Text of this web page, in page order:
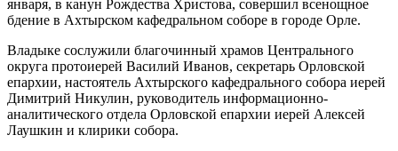
января, в канун Рождества Христова, совершил всенощное
бдение в Ахтырском кафедральном соборе в городе Орле.
Владыке сослужили благочинный храмов Центрального
округа протоиерей Василий Иванов, секретарь Орловской
епархии, настоятель Ахтырского кафедрального собора иерей
Димитрий Никулин, руководитель информационно-
аналитического отдела Орловской епархии иерей Алексей
Лаушкин и клирики собора.